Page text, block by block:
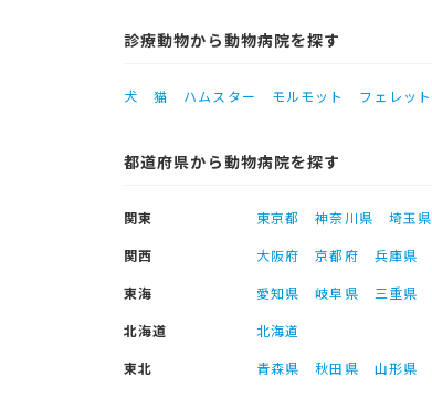
診療動物から動物病院を探す
犬 猫 ハムスター モルモット フェレット
都道府県から動物病院を探す
関東 東京都 神奈川県 埼玉県
関西
大阪府 京都府 兵庫県
東海
愛知県 岐阜県 三重県
北海道
北海道
東北
青森県 秋田県 山形県